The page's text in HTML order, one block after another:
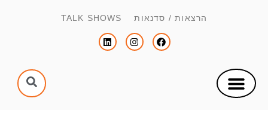
הרצאות / סדנאות TALK SHOWS